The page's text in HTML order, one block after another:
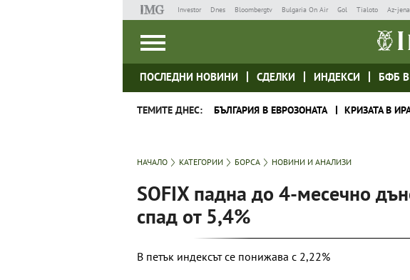
Investor Dnes Bloombergtv Bulgaria On Air Gol Tialoto Az-
ПОСЛЕДНИ НОВИНИ СДЕЛКИ ИНДЕКСИ БФБ
ТЕМИТЕ ДНЕС: БЪЛГАРИЯ В ЕВРОЗОНАТА КРИЗАТА В
НАЧАЛО КАТЕГОРИИ БОРСА НОВИНИ И АНАЛИЗИ
SOFIX падна до 4-месечно
спад от 5,4%
В петък индексът се понижава с 2,22%